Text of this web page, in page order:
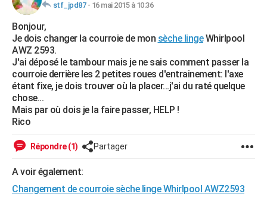
Essais
Réserver un essai
Citadines
Berlines
SUV
Forum auto
HIGH-TECH
Mobiles
Meilleur smartphone
Internet
Ordinateurs
Jeux vidéo
Guide high-tech
+BRICOLAGE
Forum
Aménagement intérieur
Extérieur
Cuisine
Salle de bains
Jardinage
Rangement
WEEK-END
Guides de France
Escapades
Patrimoine
Expositions
Musées
Week-end nature
+LIFESTYLE
Art de vivre
Bien-être
Loisirs
Mode
Modes de vie
SANTE
VOYAGE
GUIDES D'ACHAT
stf_jpd87- 16 mai 2015 à 10:36
Bonjour,
Je dois changer la courroie de mon sèche lingeWhirlpool
AWZ 2593.
J'ai déposé le tambour mais je ne sais comment passer la
courroie derrière les 2 petites roues d'entrainement: l'axe
étant fixe, je dois trouver où la placer...j'ai du raté quelque
chose...
Mais par où dois je la faire passer, HELP !
Rico
Répondre (1) Partager
A voir également:
Changement de courroie sèche linge Whirlpool AWZ2593